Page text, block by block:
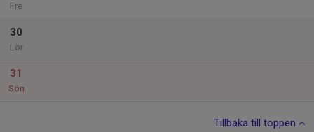
Fre
30
Lör
31
Sön
Tillbaka till toppen